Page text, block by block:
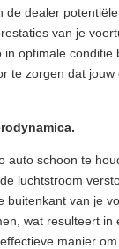
dealer
van je
optimale
te zorgen dat
auto schoon te
luchtstroom
van je
wat resulteert
manier